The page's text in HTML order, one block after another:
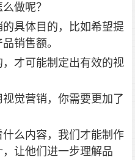
做呢？
具体目的，比如希望提
销售额。
才可能制定出有效的视
觉营销，你需要更加了
么内容，我们才能制作
让他们进一步理解品